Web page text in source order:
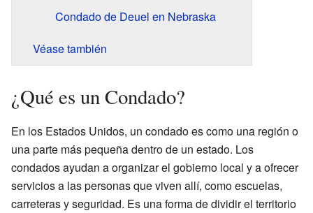
Condado de Deuel en Nebraska
Véase también
¿Qué es un Condado?
En los Estados Unidos, un condado es como una región o
una parte más pequeña dentro de un estado. Los
condados ayudan a organizar el gobierno local y a ofrecer
servicios a las personas que viven allí, como escuelas,
carreteras y seguridad. Es una forma de dividir el territorio